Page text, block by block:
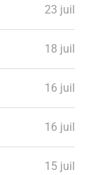
23 juil
18 juil
16 juil
16 juil
15 juil